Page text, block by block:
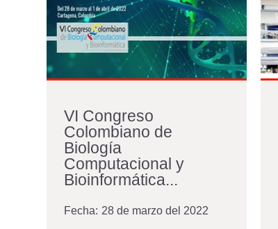
VI Congreso
Colombiano de
Biología
Computacional y
Bioinformática...
Fecha: 28 de marzo del 2022